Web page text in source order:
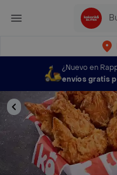
¿Nuevo en
envíos gratis